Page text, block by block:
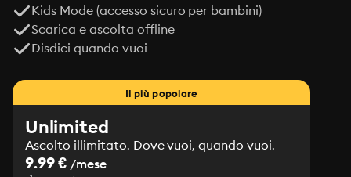
Kids Mode (accesso sicuro per bambini)
Scarica e ascolta offline
Disdici quando vuoi
Il più popolare
Unlimited
Ascolto illimitato. Dove vuoi, quando vuoi.
9.99 € /mese